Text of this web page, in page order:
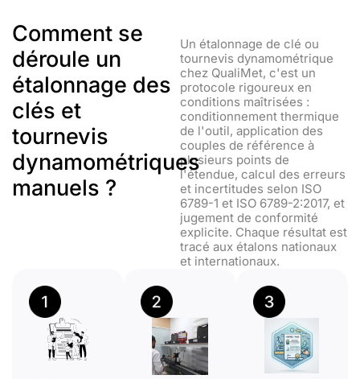
Comment se
déroule un
étalonnage des
clés et
tournevis
dynamométriques
manuels ?
Un étalonnage de clé ou
tournevis dynamométrique
chez QualiMet, c'est un
protocole rigoureux en
conditions maîtrisées :
conditionnement thermique
de l'outil, application des
couples de référence à
plusieurs points de
l'étendue, calcul des erreurs
et incertitudes selon ISO
6789-1 et ISO 6789-2:2017, et
jugement de conformité
explicite. Chaque résultat est
tracé aux étalons nationaux
et internationaux.